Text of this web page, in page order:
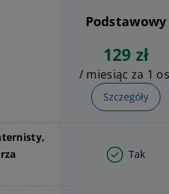
Podstawowy
129 zł
/ miesiąc za 1
Szczegóły
Tak